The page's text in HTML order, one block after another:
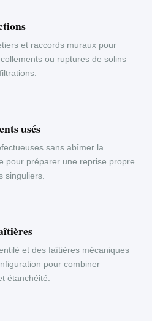
et raccords muraux pour
ou ruptures de solins
usés
sans abîmer la
pour préparer une reprise propre
singuliers.
et des faîtières mécaniques
pour combiner
étanchéité.